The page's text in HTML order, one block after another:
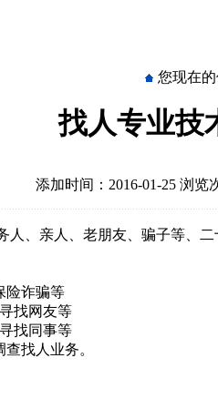
您现在的
找人专业技
添加时间：2016-01-25 浏览
人、亲人、老朋友、骗子等、
险诈骗等
找网友等
找同事等
找人业务。